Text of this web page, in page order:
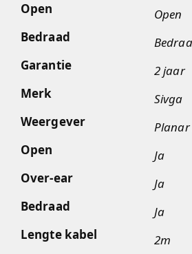
Open
Open
Bedraad
Garantie
2 jaar
Merk
Sivga
Weergever
Open
Ja
Over-ear
Ja
Bedraad
Ja
Lengte kabel
2m